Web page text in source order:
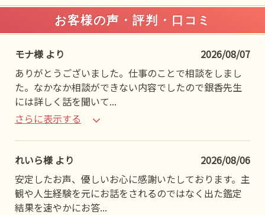
お客様の声・評判・口コミ
モナ様 より
2026/08/07
ありがとうございました。仕事のことで相談をしまし
た。なかなか相談ができない内容でしたので銀香先生
には詳しく話を聞いて...
さらに表示する
れいら様 より
2026/08/06
安定したお声、優しいお心に感謝いたしております。主
観や人生経験を元にお話をされるのではなく出た鑑定
結果を速やかにお答...